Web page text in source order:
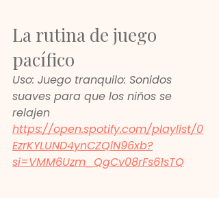
La rutina de juego
pacífico
Uso: Juego tranquilo: Sonidos
suaves para que los niños se
relajen
https://open.spotify.com/playlist/0
EzrKYLUND4ynCZQlN96xb?
si=VMM6Uzm_QgCv08rFs61sTQ